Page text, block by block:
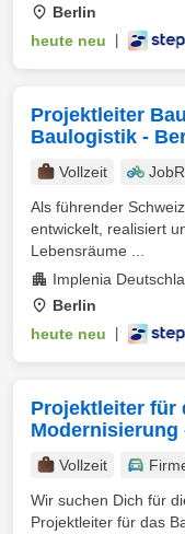
Berlin
heute neu
Projektleiter
Baulogistik -
Vollzeit
Als führender
entwickelt, realisiert
Lebensräume ...
Implenia
Berlin
heute neu
Projektleiter für
Modernisierung
Vollzeit
Wir suchen Dich für
Projektleiter für das